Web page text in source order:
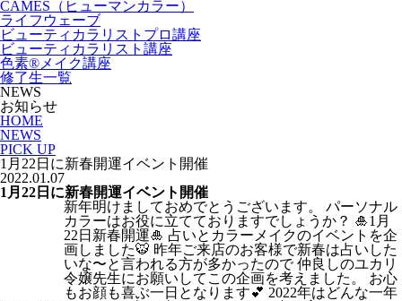
CAMES（ヒューマンカラー）
ライフウェーブ
ビューティカラリストプロ講座
ビューティカラリスト講座
色素®メイク講座
修了生一覧
NEWS
お知らせ
HOME
NEWS
PICK UP
1月22日に新春開運イベント開催
2022.01.07
1月22日に新春開運イベント開催
新年明けましておめでとうございます。 パーソナル
カラーはお役に立てておりますでしょうか？ 🎍1月
22日新春開運🎍 占いとカラーメイクのイベントを企
画しました🐯 昨年ご来店のお客様で新春は占いした
いな〜と言われる方が多かったので 仲良しのユカリ
令嬢先生にお願いしてこの企画を考えました。 お心
もお顔も喜ぶ一日となります💕 2022年はどんな一年